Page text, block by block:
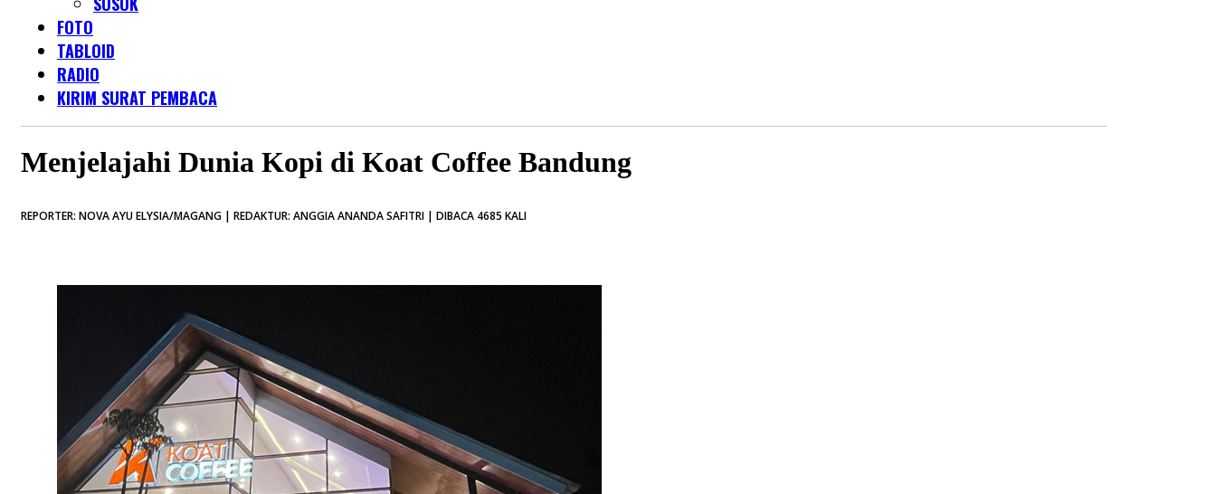
FOTO
TABLOID
RADIO
KIRIM SURAT PEMBACA
Menjelajahi Dunia Kopi di Koat Coffee Bandung
REPORTER: NOVA AYU ELYSIA/MAGANG | REDAKTUR: ANGGIA ANANDA SAFITRI | DIBACA 4685 KALI